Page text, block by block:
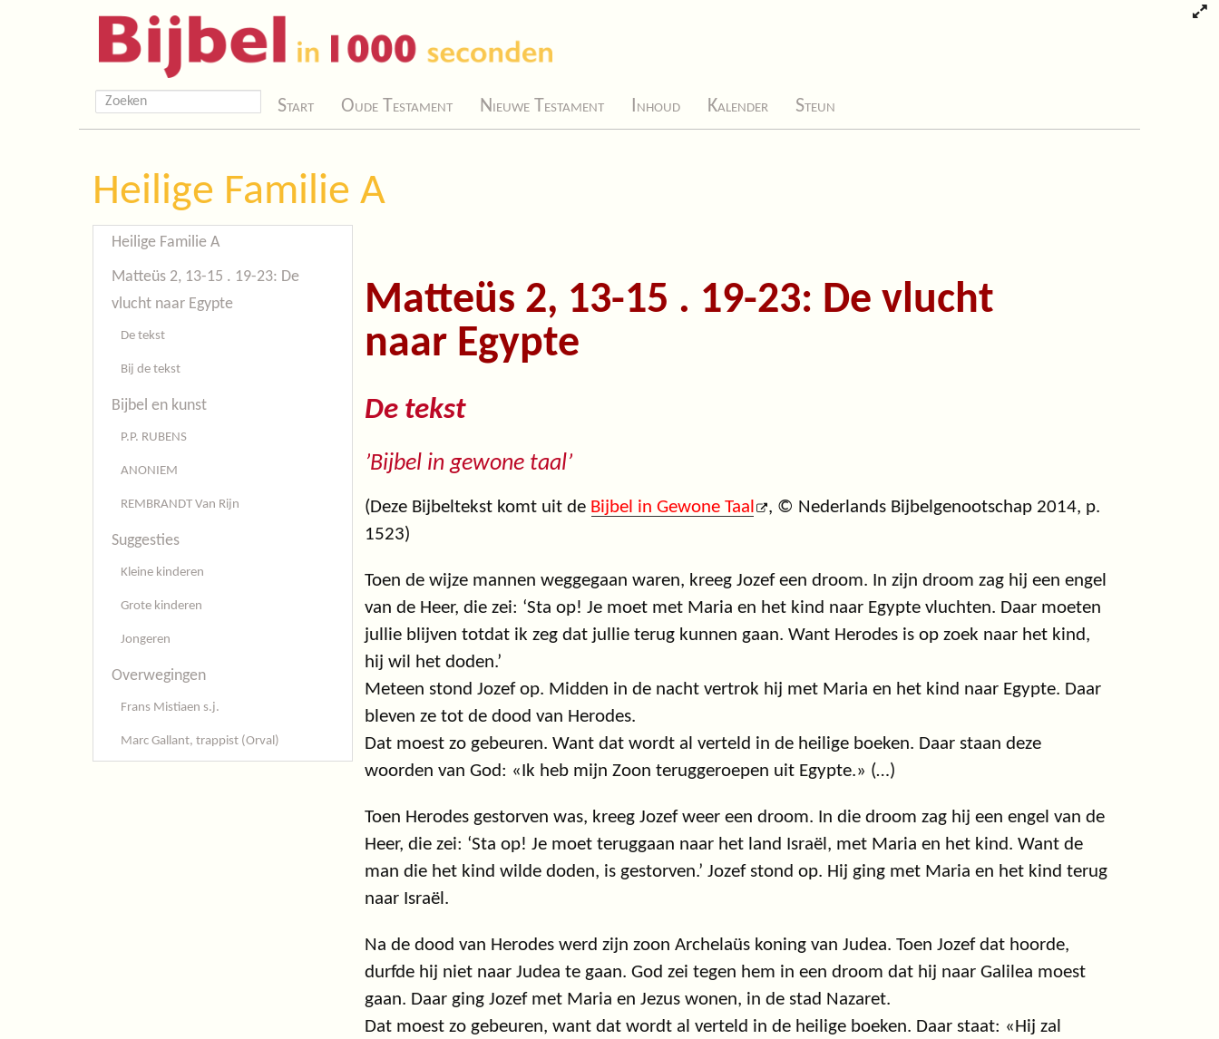
Start Oude Testament Nieuwe Testament Inhoud Kalender Steun
Heilige Familie A
Heilige Familie A
Matteüs 2, 13-15 . 19-23: De
vlucht naar Egypte
De tekst
Bij de tekst
Bijbel en kunst
P.P. RUBENS
ANONIEM
REMBRANDT Van Rijn
Suggesties
Kleine kinderen
Grote kinderen
Jongeren
Overwegingen
Frans Mistiaen s.j.
Marc Gallant, trappist (Orval)
Matteüs 2, 13-15 . 19-23: De vlucht
naar Egypte
De tekst
’Bijbel in gewone taal’
(Deze Bijbeltekst komt uit de Bijbel in Gewone Taal
, © Nederlands Bijbelgenootschap 2014, p.
1523)
Toen de wijze mannen weggegaan waren, kreeg Jozef een droom. In zijn droom zag hij een engel
van de Heer, die zei: ‘Sta op! Je moet met Maria en het kind naar Egypte vluchten. Daar moeten
jullie blijven totdat ik zeg dat jullie terug kunnen gaan. Want Herodes is op zoek naar het kind,
hij wil het doden.’
Meteen stond Jozef op. Midden in de nacht vertrok hij met Maria en het kind naar Egypte. Daar
bleven ze tot de dood van Herodes.
Dat moest zo gebeuren. Want dat wordt al verteld in de heilige boeken. Daar staan deze
woorden van God: «Ik heb mijn Zoon teruggeroepen uit Egypte.» (…)
Toen Herodes gestorven was, kreeg Jozef weer een droom. In die droom zag hij een engel van de
Heer, die zei: ‘Sta op! Je moet teruggaan naar het land Israël, met Maria en het kind. Want de
man die het kind wilde doden, is gestorven.’ Jozef stond op. Hij ging met Maria en het kind terug
naar Israël.
Na de dood van Herodes werd zijn zoon Archelaüs koning van Judea. Toen Jozef dat hoorde,
durfde hij niet naar Judea te gaan. God zei tegen hem in een droom dat hij naar Galilea moest
gaan. Daar ging Jozef met Maria en Jezus wonen, in de stad Nazaret.
Dat moest zo gebeuren, want dat wordt al verteld in de heilige boeken. Daar staat: «Hij zal